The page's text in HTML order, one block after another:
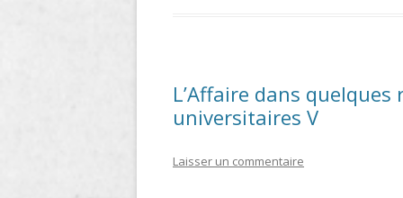
L’Affaire dans
universitaires V
Laisser un commentaire